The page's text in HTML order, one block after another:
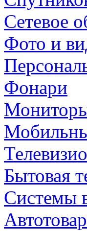
Сетевое
Фото и
Фонари
Бытовая
Cистемы